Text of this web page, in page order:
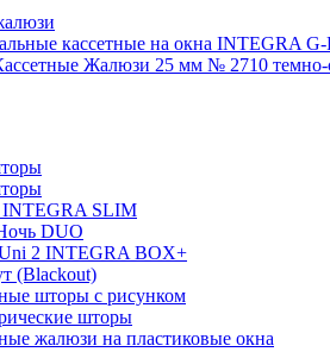
кассетные на окна INTEGRA
Жалюзи 25 мм № 2710 темно-
SLIM
DUO
2 INTEGRA BOX+
(Blackout)
шторы с рисунком
шторы
жалюзи на пластиковые окна